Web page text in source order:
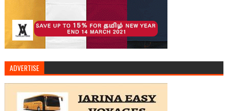
ADVERTISE